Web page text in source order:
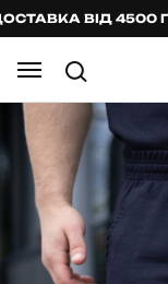
ВІД 4500 ГРН.